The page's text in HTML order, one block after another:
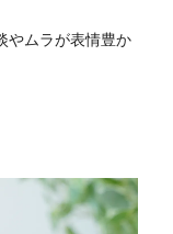
やムラが表情豊か